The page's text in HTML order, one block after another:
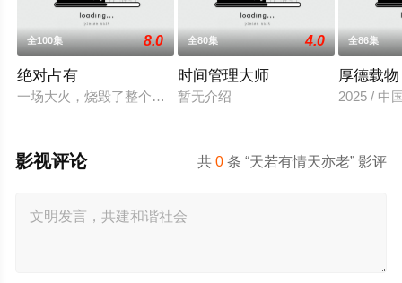
全100集 8.0
绝对占有
一场大火，烧毁了整个慕家，也烧死了慕笔五年后,她浴火重生,
全80集 4.0
时间管理大师
暂无介绍
全86集
厚德载物
2025 / 中
共0 条 “天若有情天亦老” 影评
影视评论